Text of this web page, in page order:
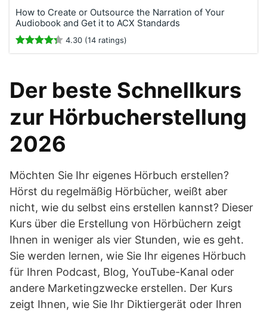
How to Create or Outsource the Narration of Your
Audiobook and Get it to ACX Standards
4.30 (14 ratings)
Der beste Schnellkurs
zur Hörbucherstellung
2026
Möchten Sie Ihr eigenes Hörbuch erstellen?
Hörst du regelmäßig Hörbücher, weißt aber
nicht, wie du selbst eins erstellen kannst? Dieser
Kurs über die Erstellung von Hörbüchern zeigt
Ihnen in weniger als vier Stunden, wie es geht.
Sie werden lernen, wie Sie Ihr eigenes Hörbuch
für Ihren Podcast, Blog, YouTube-Kanal oder
andere Marketingzwecke erstellen. Der Kurs
zeigt Ihnen, wie Sie Ihr Diktiergerät oder Ihren